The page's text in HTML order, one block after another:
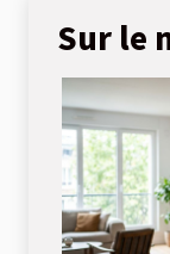
Sur le